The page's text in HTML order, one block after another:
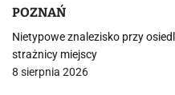
POZNAŃ
Nietypowe znalezisko przy
strażnicy miejscy
8 sierpnia 2026